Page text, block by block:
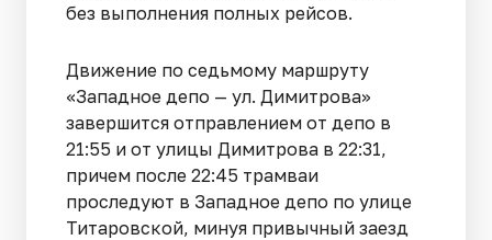
без выполнения полных рейсов.
Движение по седьмому маршруту
«Западное депо — ул. Димитрова»
завершится отправлением от депо в
21:55 и от улицы Димитрова в 22:31,
причем после 22:45 трамваи
проследуют в Западное депо по улице
Титаровской, минуя привычный заезд